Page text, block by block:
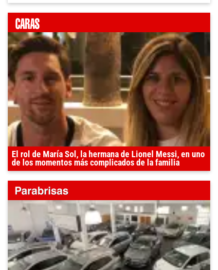
El rol de María Sol, la hermana de Lionel Messi, en uno
de los momentos más complicados de la familia